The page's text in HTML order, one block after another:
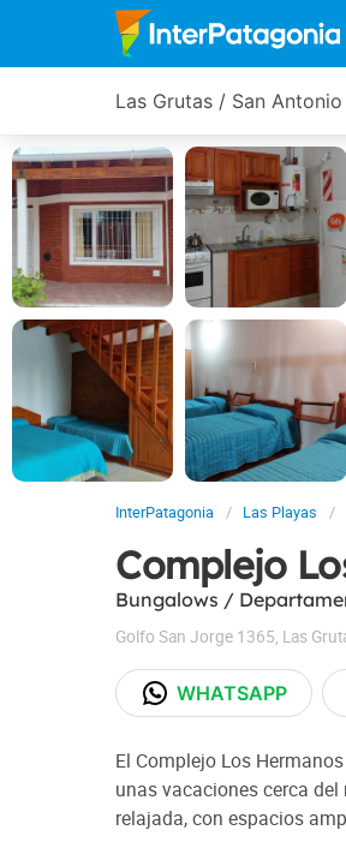
Las Grutas / San
InterPatagonia Las Playas
Complejo
Bungalows /
Golfo San Jorge 1365, Las
WHATSAPP
El Complejo Los
unas vacaciones cerca
relajada, con espacios